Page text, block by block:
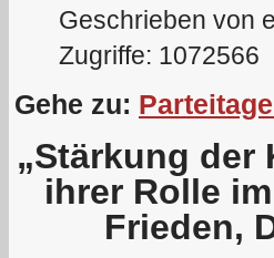
Geschrieben von
Zugriffe: 1072566
Gehe zu:
„Stärkung der
ihrer Rolle
Frieden,